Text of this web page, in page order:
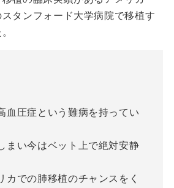
タンフォード大学病院で移植す
血圧症という難病を持ってい
まい今はベット上で絶対安静
カでの肺移植のチャンスをく